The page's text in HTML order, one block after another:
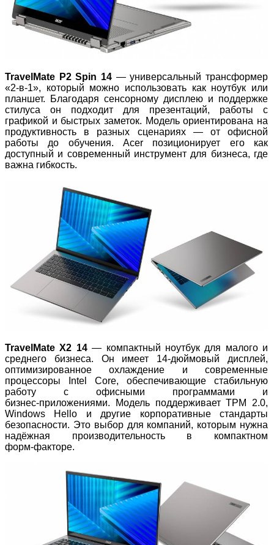
TravelMate P2 Spin 14 — универсальный трансформер
«2‑в‑1», который можно использовать как ноутбук или
планшет. Благодаря сенсорному дисплею и поддержке
стилуса он подходит для презентаций, работы с
графикой и быстрых заметок. Модель ориентирована на
продуктивность в разных сценариях — от офисной
работы до обучения. Acer позиционирует его как
доступный и современный инструмент для бизнеса, где
важна гибкость.
TravelMate X2 14— компактный ноутбук для малого и
среднего бизнеса. Он имеет 14‑дюймовый дисплей,
оптимизированное охлаждение и современные
процессоры Intel Core, обеспечивающие стабильную
работу с офисными программами и
бизнес‑приложениями. Модель поддерживает TPM 2.0,
Windows Hello и другие корпоративные стандарты
безопасности. Это выбор для компаний, которым нужна
надёжная производительность в компактном
форм‑факторе.